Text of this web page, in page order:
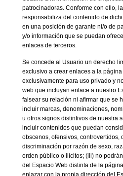
patrocinadoras. Conforme con ello,
responsabiliza del contenido de
en una posición de garante ni/o de
y/o información que se puedan
enlaces de terceros.
Se concede al Usuario un derecho
exclusivo a crear enlaces a la
exclusivamente para uso privado y
web que incluyan enlace a nuestro
falsear su relación ni afirmar que se
incluir marcas, denominaciones,
u otros signos distintivos de nuestra
incluir contenidos que puedan
obscenos, ofensivos, controvertidos,
discriminación por razón de sexo,
orden público o ilícitos; (iii) no
del Espacio Web distinta de la
enlazar con la propia dirección del